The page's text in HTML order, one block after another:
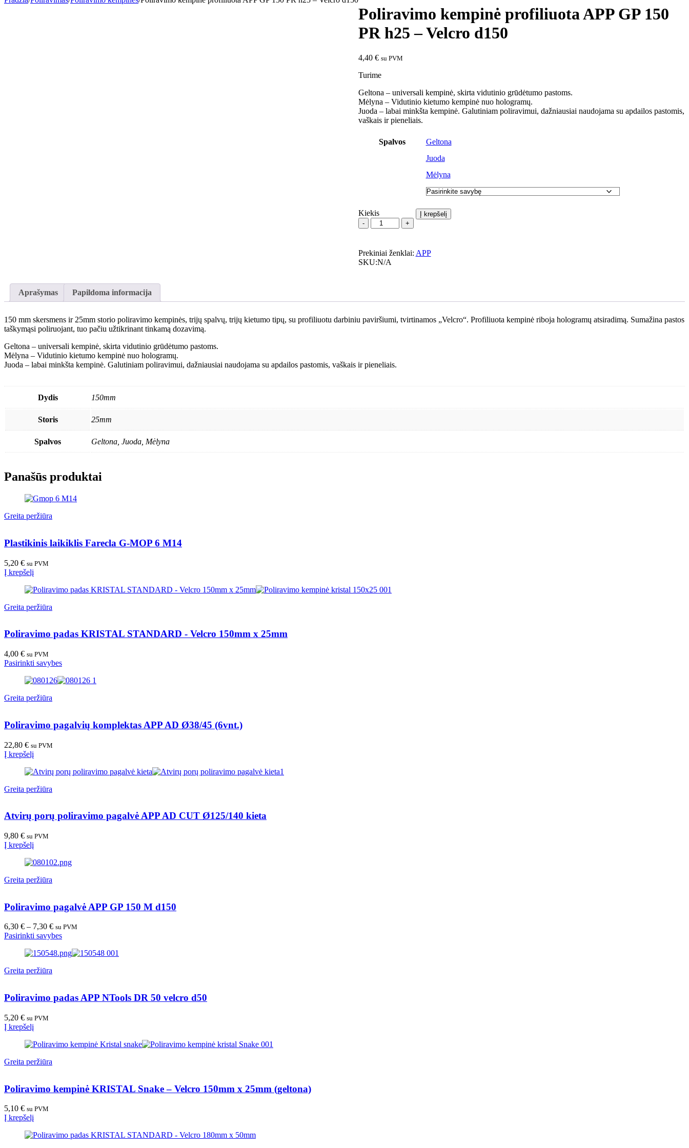
Poliravimo kempinė profiliuota APP GP 150
PR h25 – Velcro d150
4,40 € su PVM
Turime
Geltona – universali kempinė, skirta vidutinio grūdėtumo pastoms.
Mėlyna – Vidutinio kietumo kempinė nuo hologramų.
Juoda – labai minkšta kempinė. Galutiniam poliravimui, dažniausiai naudojama su apdailos pastomis,
vaškais ir pieneliais.
Spalvos
Geltona
Juoda
Mėlyna
Kiekis Į krepšelį
Prekiniai ženklai: APP
SKU:N/A
Aprašymas Papildoma informacija
150 mm skersmens ir 25mm storio poliravimo kempinės, trijų spalvų, trijų kietumo tipų, su profiliuotu darbiniu paviršiumi, tvirtinamos „Velcro“. Profiliuota kempinė riboja hologramų atsiradimą. Sumažina pastos
taškymąsi poliruojant, tuo pačiu užtikrinant tinkamą dozavimą.
Geltona – universali kempinė, skirta vidutinio grūdėtumo pastoms.
Mėlyna – Vidutinio kietumo kempinė nuo hologramų.
Juoda – labai minkšta kempinė. Galutiniam poliravimui, dažniausiai naudojama su apdailos pastomis, vaškais ir pieneliais.
Dydis 150mm
Storis 25mm
Spalvos Geltona, Juoda, Mėlyna
Panašūs produktai
Greita peržiūra
Plastikinis laikiklis Farecla G-MOP 6 M14
5,20 € su PVM
Į krepšelį
Greita peržiūra
Poliravimo padas KRISTAL STANDARD - Velcro 150mm x 25mm
4,00 € su PVM
Pasirinkti savybes
Greita peržiūra
Poliravimo pagalvių komplektas APP AD Ø38/45 (6vnt.)
22,80 € su PVM
Į krepšelį
Greita peržiūra
Atvirų porų poliravimo pagalvė APP AD CUT Ø125/140 kieta
9,80 € su PVM
Į krepšelį
Greita peržiūra
Poliravimo pagalvė APP GP 150 M d150
6,30 € – 7,30 € su PVM
Pasirinkti savybes
Greita peržiūra
Poliravimo padas APP NTools DR 50 velcro d50
5,20 € su PVM
Į krepšelį
Greita peržiūra
Poliravimo kempinė KRISTAL Snake – Velcro 150mm x 25mm (geltona)
5,10 € su PVM
Į krepšelį